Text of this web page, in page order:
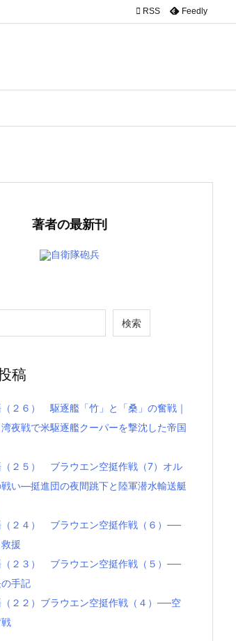
 RSS Feedly
著者の最新刊
自衛隊砲兵
検索
稿
２６） 駆逐艦「竹」と「桑」の奮戦｜
夜戦で米駆逐艦クーパーを撃沈した帝国
（２５） ブラウエン空挺作戦（7）オル
い―挺進団の夜間跳下と陸軍潜水輸送艇
（２４） ブラウエン空挺作戦（６）──
援
（２３） ブラウエン空挺作戦（５）──
手記
２２）ブラウエン空挺作戦（４）──空